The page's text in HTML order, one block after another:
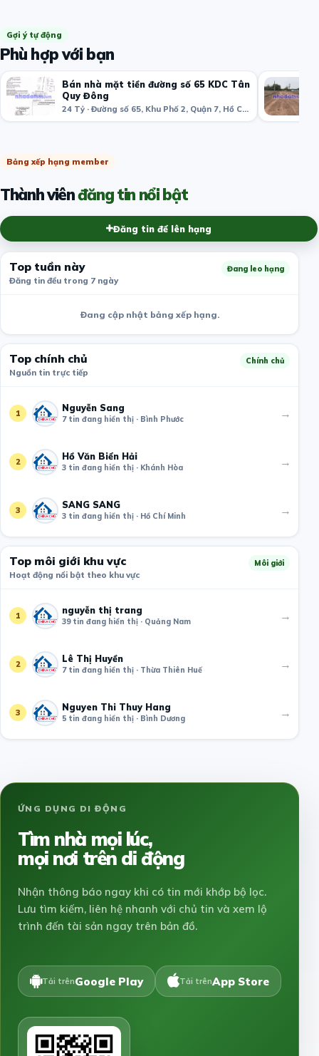
Gợi ý tự động
Phù hợp với bạn
Bán nhà mặt tiền đường số 65 KDC Tân
Quy Đông
24 Tỷ · Đường số 65, Khu Phố 2, Quận 7, Hồ Chí Minh, Việt Nam
Bảng xếp hạng member
Thành viênđăng tin nổi bật
Đăng tin để lên hạng
Top tuần này
Đăng tin đều trong 7 ngày
Đang leo hạng
Đang cập nhật bảng xếp hạng.
Top chính chủ
Nguồn tin trực tiếp
Chính chủ
1 Nguyễn Sang
7 tin đang hiển thị · Bình Phước →
2 Hồ Văn Biển Hải
3 tin đang hiển thị · Khánh Hòa →
3 SANG SANG
3 tin đang hiển thị · Hồ Chí Minh →
Top môi giới khu vực
Hoạt động nổi bật theo khu vực
Môi giới
1 nguyễn thị trang
39 tin đang hiển thị · Quảng Nam →
2 Lê Thị Huyền
7 tin đang hiển thị · Thừa Thiên Huế →
3 Nguyen Thi Thuy Hang
5 tin đang hiển thị · Bình Dương →
ỨNG DỤNG DI ĐỘNG
Tìm nhà mọi lúc,
mọi nơi trên di động
Nhận thông báo ngay khi có tin mới khớp bộ lọc.
Lưu tìm kiếm, liên hệ nhanh với chủ tin và xem lộ
trình đến tài sản ngay trên bản đồ.
Tải trênGoogle Play Tải trênApp Store